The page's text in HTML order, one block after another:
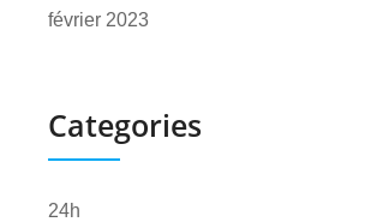
février 2023
Categories
24h